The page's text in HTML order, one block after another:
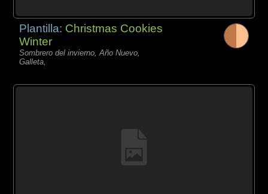
Plantilla: Christmas Cookies
Winter
Sombrero del invierno, Año Nuevo,
Galleta,